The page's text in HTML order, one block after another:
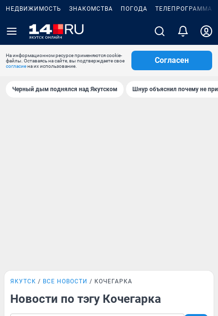
НЕДВИЖИМОСТЬ ЗНАКОМСТВА ПОГОДА ТЕЛЕПРОГРАММА
На информационном ресурсе применяются cookie-
файлы. Оставаясь на сайте, вы подтверждаете свое
согласиена их использование.
Согласен
Черный дым поднялся над Якутском Шнур объяснил почему не
ЯКУТСК ВСЕ НОВОСТИ КОЧЕГАРКА
Новости по тэгу Кочегарка